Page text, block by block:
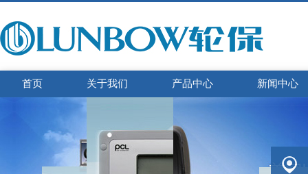
首页 关于我们 产品中心 新闻中心